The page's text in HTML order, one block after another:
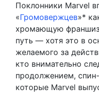
Поклонники Marvel
«Громовержцев»*
хромающую
путь — хотя это в
желаемого за
кто внимательно
продолжением,
которые Marvel